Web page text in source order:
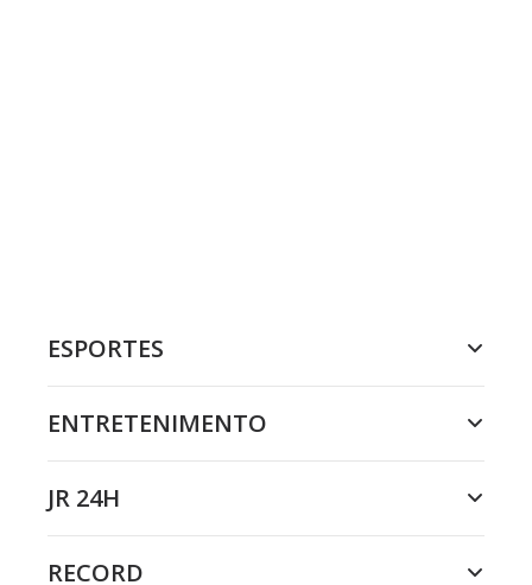
ESPORTES
ENTRETENIMENTO
JR 24H
RECORD